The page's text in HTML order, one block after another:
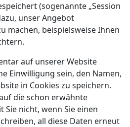
(sogenannte „Session
unser Angebot
machen, beispielsweise Ihnen
auf unserer Website
Einwilligung sein, den Namen,
in Cookies zu speichern.
die schon erwähnte
nicht, wenn Sie einen
all diese Daten erneut